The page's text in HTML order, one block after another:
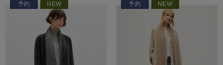
予約 NEW 予約 NEW